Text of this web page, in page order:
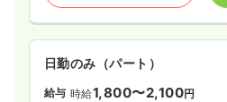
日勤のみ（パート）
給与 時給1,800〜2,100円